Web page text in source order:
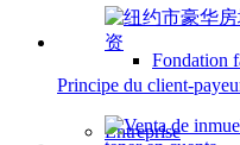
Fondation
Entreprise
Principe du client-